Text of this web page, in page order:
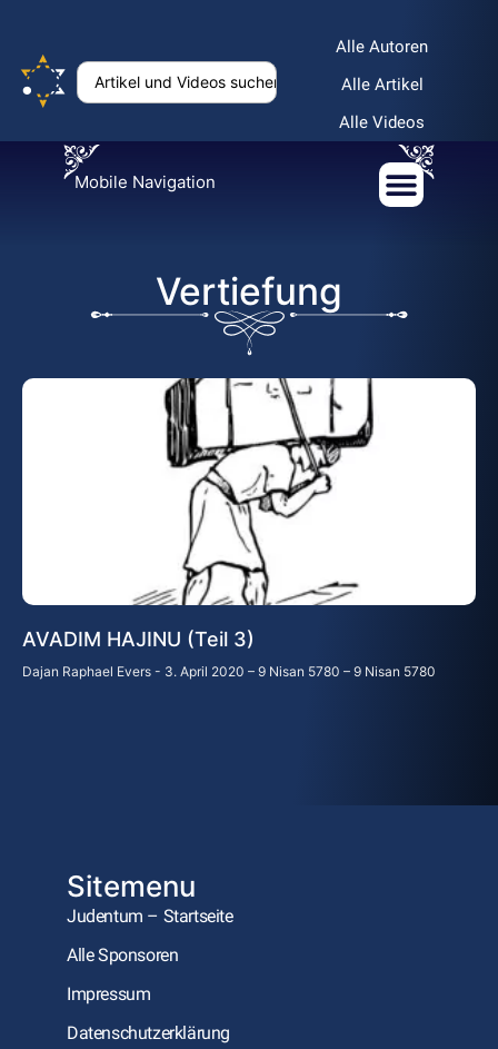
Alle Autoren
Alle Artikel
Alle Videos
Mobile Navigation
Vertiefung
AVADIM HAJINU (Teil 3)
Dajan Raphael Evers 3. April 2020 – 9 Nisan 5780 – 9 Nisan 5780
Sitemenu
Judentum – Startseite
Alle Sponsoren
Impressum
Datenschutzerklärung